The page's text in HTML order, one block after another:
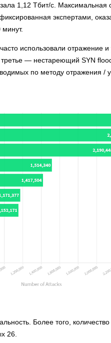
1,12 Тбит/с. Максимальная
экспертами,
минут.
использовали
— нестареющий SYN
по методу отражения /
Более того,
26.